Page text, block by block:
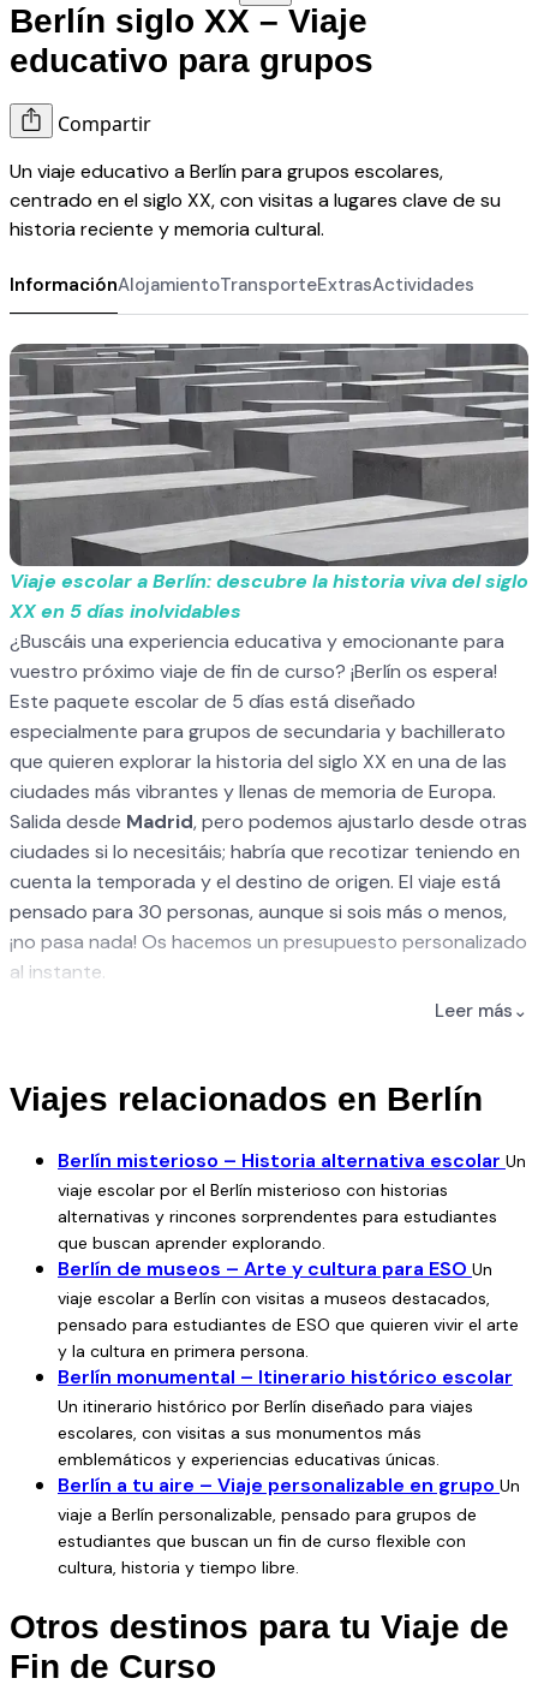
Berlín siglo XX – Viaje
educativo para grupos
Compartir
Un viaje educativo a Berlín para grupos escolares,
centrado en el siglo XX, con visitas a lugares clave de su
historia reciente y memoria cultural.
InformaciónAlojamientoTransporteExtrasActividades
Viaje escolar a Berlín: descubre la historia viva del siglo
XX en 5 días inolvidables
¿Buscáis una experiencia educativa y emocionante para
vuestro próximo viaje de fin de curso? ¡Berlín os espera!
Este paquete escolar de 5 días está diseñado
especialmente para grupos de secundaria y bachillerato
que quieren explorar la historia del siglo XX en una de las
ciudades más vibrantes y llenas de memoria de Europa.
Salida desde Madrid, pero podemos ajustarlo desde otras
ciudades si lo necesitáis; habría que recotizar teniendo en
cuenta la temporada y el destino de origen. El viaje está
pensado para 30 personas, aunque si sois más o menos,
¡no pasa nada! Os hacemos un presupuesto personalizado
al instante.
Meininger
escolares: ambiente joven, seguro, habitaciones
compartidas cómodas, y un personal acostumbrado a
trabajar con estudiantes. El régimen es de media pensión,
ideal para que aprovechéis al máximo cada jornada sin
preocuparos por las comidas.
Este itinerario incluye visitas guiadas por los principales
lugares históricos de Berlín que marcaron el siglo XX. Un
recorrido intenso y transformador que combina
aprendizaje, reflexión y cultura; Catedral de Berlín, visita
guiada por Berlín histórico, tour del Muro de Berlín, ruta del
III Reich y visita al barrio judío, visita a Checkpoint Charlie,
campo de concentración de Sachsenhausen, subida a la
Torre de TV de Berlín (con vistas panorámicas
impresionantes), Berlín alternativo: arte urbano,
multiculturalidad y creatividad joven.
Aunque este es nuestro itinerario recomendado,
puedes modificarlo completamente con nuestra
actividades, duración y presupuesto según las
necesidades de tu grupo escolar.
Leer más ⌄
Viajes relacionados en Berlín
Berlín misterioso – Historia alternativa escolar Un
viaje escolar por el Berlín misterioso con historias
alternativas y rincones sorprendentes para estudiantes
que buscan aprender explorando.
Berlín de museos – Arte y cultura para ESO Un
viaje escolar a Berlín con visitas a museos destacados,
pensado para estudiantes de ESO que quieren vivir el arte
y la cultura en primera persona.
Berlín monumental – Itinerario histórico escolar
Un itinerario histórico por Berlín diseñado para viajes
escolares, con visitas a sus monumentos más
emblemáticos y experiencias educativas únicas.
Berlín a tu aire – Viaje personalizable en grupo Un
viaje a Berlín personalizable, pensado para grupos de
estudiantes que buscan un fin de curso flexible con
cultura, historia y tiempo libre.
Otros destinos para tu Viaje de
Fin de Curso